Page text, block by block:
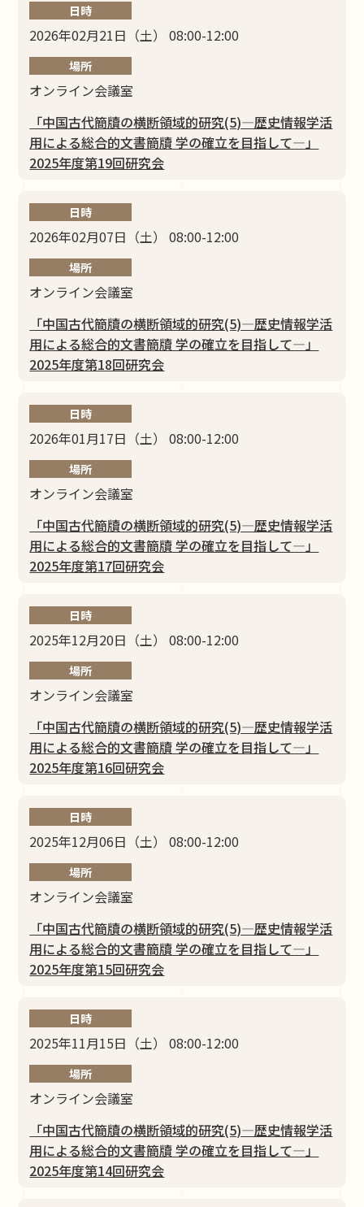
日時
2026年02月21日（土） 08:00-12:00
場所
オンライン会議室
「中国古代簡牘の横断領域的研究(5)―歴史情報学活
⽤による総合的⽂書簡牘 学の確⽴を⽬指して―」
2025年度第19回研究会
日時
2026年02月07日（土） 08:00-12:00
場所
オンライン会議室
「中国古代簡牘の横断領域的研究(5)―歴史情報学活
⽤による総合的⽂書簡牘 学の確⽴を⽬指して―」
2025年度第18回研究会
日時
2026年01月17日（土） 08:00-12:00
場所
オンライン会議室
「中国古代簡牘の横断領域的研究(5)―歴史情報学活
⽤による総合的⽂書簡牘 学の確⽴を⽬指して―」
2025年度第17回研究会
日時
2025年12月20日（土） 08:00-12:00
場所
オンライン会議室
「中国古代簡牘の横断領域的研究(5)―歴史情報学活
⽤による総合的⽂書簡牘 学の確⽴を⽬指して―」
2025年度第16回研究会
日時
2025年12月06日（土） 08:00-12:00
場所
オンライン会議室
「中国古代簡牘の横断領域的研究(5)―歴史情報学活
⽤による総合的⽂書簡牘 学の確⽴を⽬指して―」
2025年度第15回研究会
日時
2025年11月15日（土） 08:00-12:00
場所
オンライン会議室
「中国古代簡牘の横断領域的研究(5)―歴史情報学活
⽤による総合的⽂書簡牘 学の確⽴を⽬指して―」
2025年度第14回研究会